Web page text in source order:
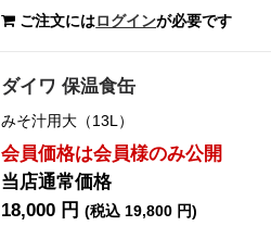
ご注文にはログインが必要です
ダイワ 保温食缶
みそ汁用大（13L）
会員価格は会員様のみ公開
当店通常価格
18,000 円(税込 19,800 円)